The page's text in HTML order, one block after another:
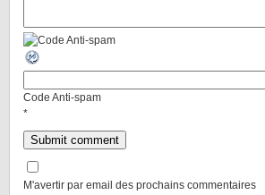
Code Anti-spam
*
M'avertir par email des prochains commentaires